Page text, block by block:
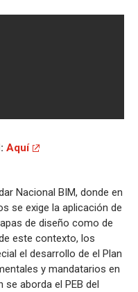
Aquí
Nacional BIM, donde en
se exige la aplicación de
de diseño como de
este contexto, los
el desarrollo de el Plan
y mandatarios en
aborda el PEB del